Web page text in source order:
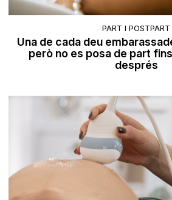
PART I POSTPART
Una de cada deu
però no es posa de part
després